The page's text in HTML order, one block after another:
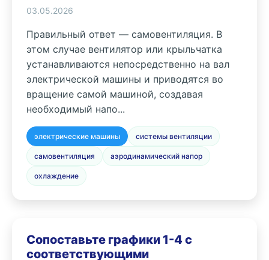
03.05.2026
Правильный ответ — самовентиляция. В
этом случае вентилятор или крыльчатка
устанавливаются непосредственно на вал
электрической машины и приводятся во
вращение самой машиной, создавая
необходимый напо...
электрические машины системы вентиляции
самовентиляция аэродинамический напор
охлаждение
Сопоставьте графики 1-4 с
соответствующими